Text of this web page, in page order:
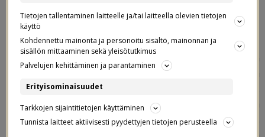
Kaupallinen yhteistyö:Arla Lempi
Lasten kesälomaa on takana jo hyvä tovi, ja me ollaan
ainakin taas huomattu, miten ruokaa menee ihan älytön
määrä, kun ollaan kaikki viisi kotona joka päivä.
Tykätään arkisin kokkailla isompia satseja simppeliä
lounasta, ja sitten syödä sitä useampana päivänä.
Tietojen tallentaminen laitteelle ja/tai laitteella olevien tietojen
käyttö
Kohdennettu mainonta ja personoitu sisältö, mainonnan ja
sisällön mittaaminen sekä yleisötutkimus
Palvelujen kehittäminen ja parantaminen
Erityisominaisuudet
Tarkkojen sijaintitietojen käyttäminen
Tunnista laitteet aktiivisesti pyydettyjen tietojen perusteella